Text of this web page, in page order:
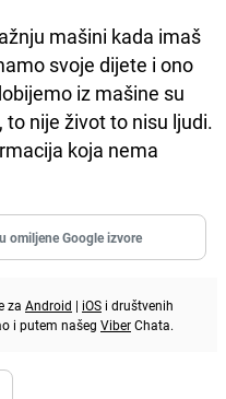
mašini kada imaš
svoje dijete i ono
iz mašine su
nije život to nisu ljudi.
koja nema
omiljene Google izvore
za Android | iOS i društvenih
i putem našeg ViberChata.